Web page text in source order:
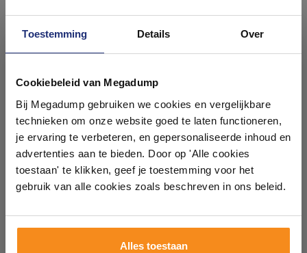
Toestemming Details Over
Cookiebeleid van Megadump
Bij Megadump gebruiken we cookies en vergelijkbare
technieken om onze website goed te laten functioneren,
je ervaring te verbeteren, en gepersonaliseerde inhoud en
advertenties aan te bieden. Door op 'Alle cookies
toestaan' te klikken, geef je toestemming voor het
gebruik van alle cookies zoals beschreven in ons beleid.
Alles toestaan
BWS Danielle Rechts
170x78 Wit
volgende (werk)dag in huis
1.140,00
945,00
Aquasplash Aloni Rechts
180x80 Wit
945,00
badkamers in onze 1000 m²
showroom
Laat je inspireren door 21 volledig ingerichte
badkameropstellingen – van compact tot luxe. Onze
ervaren adviseurs helpen je persoonlijk, en je vindt
tegels & sanitair direct uit voorraad. Gratis parkeren
op eigen terrein.